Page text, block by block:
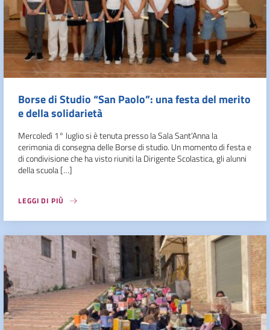
Borse di Studio “San Paolo”: una festa del merito
e della solidarietà
Mercoledì 1° luglio si è tenuta presso la Sala Sant’Anna la
cerimonia di consegna delle Borse di studio. Un momento di festa e
di condivisione che ha visto riuniti la Dirigente Scolastica, gli alunni
della scuola […]
LEGGI DI PIÙ